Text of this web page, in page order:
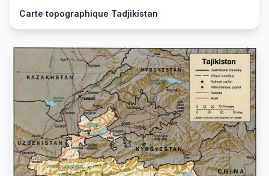
Carte topographique Tadjikistan